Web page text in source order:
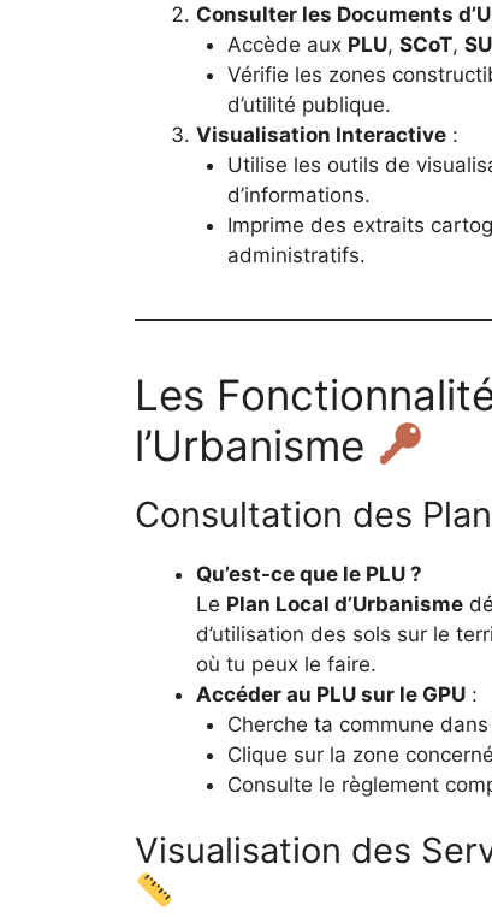
Consulter les Documents
Accède aux PLU, SCoT,
Vérifie les zones
d’utilité publique.
Visualisation Interactive :
Utilise les outils de
d’informations.
Imprime des extraits
administratifs.
Les
l’Urbanisme
Consultation des
Qu’est-ce que le PLU ?
Le Plan Local d’Urbanisme
d’utilisation des sols sur le
où tu peux le faire.
Accéder au PLU sur le GPU :
Cherche ta commune
Clique sur la zone
Consulte le règlement
Visualisation des